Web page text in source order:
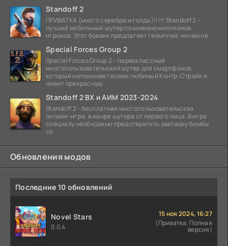
Standoff 2
ПРИВАТКА (много серебра и голды)!!!!! Standoff 2 –
лучший мобильный шутер по мнению миллионов
игроков. Этот боевик предлагает геймплей, ничем не
Special Forces Group 2
Special Forces Group 2 – первоклассный
многопользовательский шутер для смартфонов,
который напоминает всеми любимый Контр-Страйк и
имеет прекрасную
Standoff 2 ВХ и АИМ 2023-2024
Standoff 2 - бесплатная многопользовательская
онлайн-игра, в жанре шутера от первого лица. В игре
спецназу необходимо предотвратить закладку бомбы
со
Обновления модов
Последние 10 обновлений
Novel Stars
0.0.4
15 ноя 2024, 16:27
(Приватка. Полная
версия)